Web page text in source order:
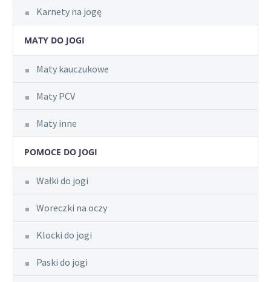
Karnety na jogę
MATY DO JOGI
Maty kauczukowe
Maty PCV
Maty inne
POMOCE DO JOGI
Wałki do jogi
Woreczki na oczy
Klocki do jogi
Paski do jogi